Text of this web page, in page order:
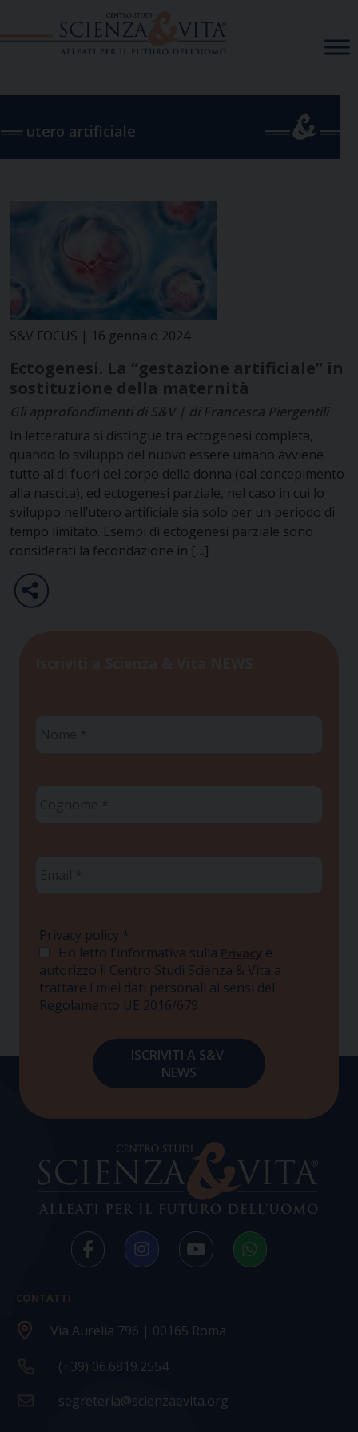
utero artificiale
S&V FOCUS | 16 gennaio 2024
Ectogenesi. La “gestazione artificiale” in
sostituzione della maternità
Gli approfondimenti di S&V | di Francesca Piergentili
In letteratura si distingue tra ectogenesi completa,
quando lo sviluppo del nuovo essere umano avviene
tutto al di fuori del corpo della donna (dal concepimento
alla nascita), ed ectogenesi parziale, nel caso in cui lo
sviluppo nell’utero artificiale sia solo per un periodo di
tempo limitato. Esempi di ectogenesi parziale sono
considerati la fecondazione in […]
Privacy policy *
Ho letto l'informativa sulla Privacy e
autorizzo il Centro Studi Scienza & Vita a
trattare i miei dati personali ai sensi del
Regolamento UE 2016/679
CONTATTI
Via Aurelia 796 | 00165 Roma
(+39) 06.6819.2554
segreteria@scienzaevita.org